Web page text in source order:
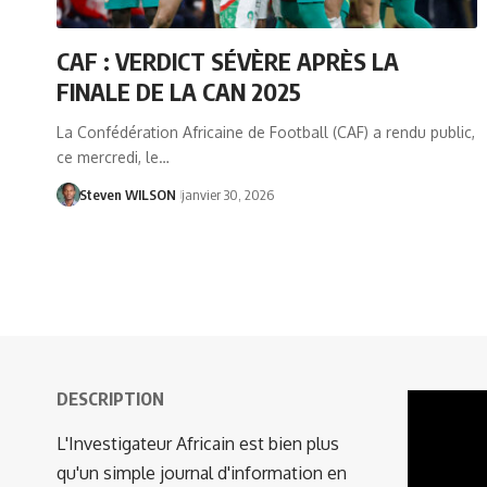
CAF : VERDICT SÉVÈRE APRÈS LA
FINALE DE LA CAN 2025
La Confédération Africaine de Football (CAF) a rendu public,
ce mercredi, le…
Steven WILSON janvier 30, 2026
DESCRIPTION
L'Investigateur Africain est bien plus
qu'un simple journal d'information en